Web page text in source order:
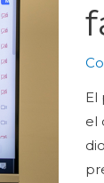
El
el